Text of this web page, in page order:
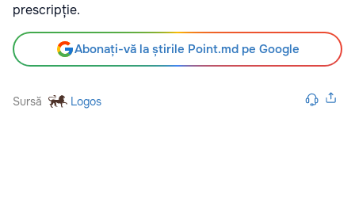
prescripție.
Abonați-vă la știrile Point.md pe Google
Sursă Logos